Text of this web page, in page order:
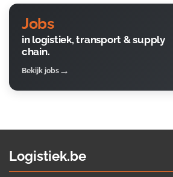
Jobs
in logistiek, transport & supply
chain.
Bekijk jobs
Logistiek.be